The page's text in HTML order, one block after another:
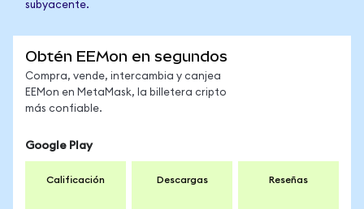
subyacente.
Obtén EEMon en segundos
Compra, vende, intercambia y canjea
EEMon en MetaMask, la billetera cripto
más confiable.
Google Play
Calificación Descargas Reseñas